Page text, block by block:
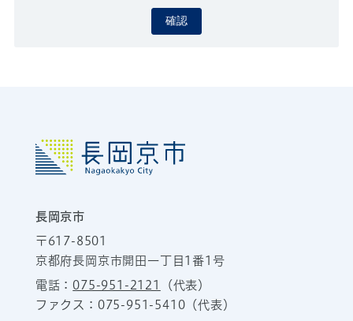
確認
長岡京市
〒617-8501
京都府長岡京市開田一丁目1番1号
電話：075-951-2121
（代表）
ファクス：075-951-5410（代表）